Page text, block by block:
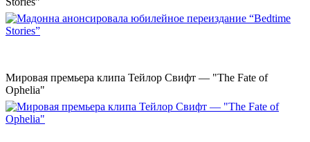
Мировая премьера клипа Тейлор Свифт — "The Fate of
Ophelia"